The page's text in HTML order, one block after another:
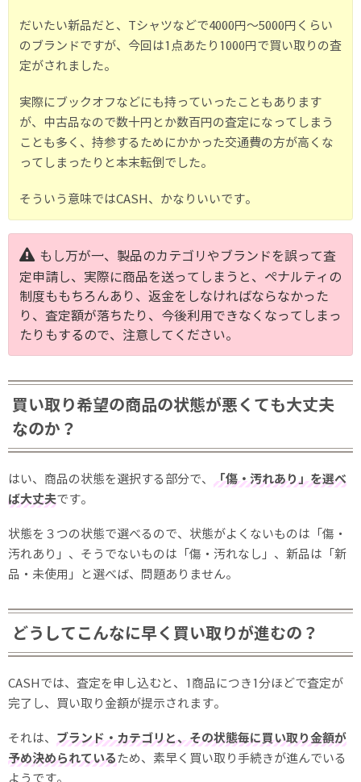
だいたい新品だと、Tシャツなどで4000円〜5000円くらい
のブランドですが、今回は1点あたり1000円で買い取りの査
定がされました。
実際にブックオフなどにも持っていったこともあります
が、中古品なので数十円とか数百円の査定になってしまう
ことも多く、持参するためにかかった交通費の方が高くな
ってしまったりと本末転倒でした。
そういう意味ではCASH、かなりいいです。
もし万が一、製品のカテゴリやブランドを誤って査
定申請し、実際に商品を送ってしまうと、ペナルティの
制度ももちろんあり、返金をしなければならなかった
り、査定額が落ちたり、今後利用できなくなってしまっ
たりもするので、注意してください。
買い取り希望の商品の状態が悪くても大丈夫
なのか？
はい、商品の状態を選択する部分で、 「傷・汚れあり」を選べ
ば大丈夫です。
状態を３つの状態で選べるので、状態がよくないものは「傷・
汚れあり」、そうでないものは「傷・汚れなし」、新品は「新
品・未使用」と選べば、問題ありません。
どうしてこんなに早く買い取りが進むの？
CASHでは、査定を申し込むと、1商品につき1分ほどで査定が
完了し、買い取り金額が提示されます。
それは、 ブランド・カテゴリと、その状態毎に買い取り金額が
予め決められているため、素早く買い取り手続きが進んでいる
ようです。